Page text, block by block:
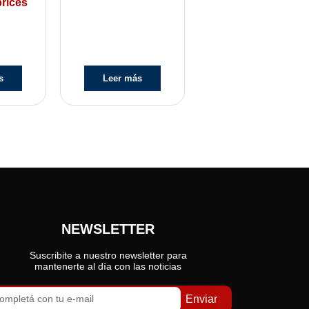
Leer más
NEWSLETTER
Suscribite a nuestro newsletter para
mantenerte al día con las noticias
Enviar